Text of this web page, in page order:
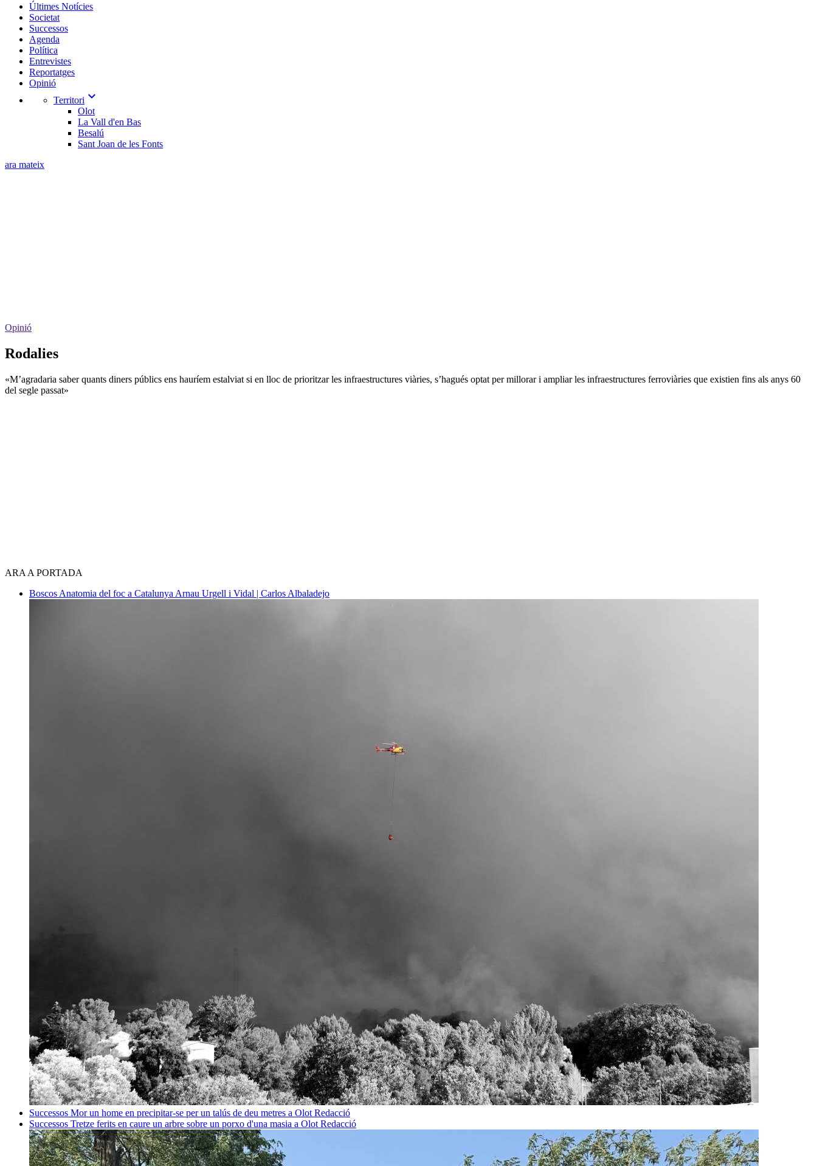
Últimes Notícies
Societat
Successos
Agenda
Política
Entrevistes
Reportatges
Opinió
Territori expand_more
Olot
La Vall d'en Bas
Besalú
Sant Joan de les Fonts
ara mateix
Opinió
Rodalies
«M’agradaria saber quants diners públics ens hauríem estalviat si en lloc de prioritzar les infraestructures viàries, s’hagués optat per millorar i ampliar les infraestructures ferroviàries que existien fins als anys 60
del segle passat»
ARA A PORTADA
Boscos Anatomia del foc a Catalunya Arnau Urgell i Vidal | Carlos Albaladejo
Successos Mor un home en precipitar-se per un talús de deu metres a Olot Redacció
Successos Tretze ferits en caure un arbre sobre un porxo d'una masia a Olot Redacció